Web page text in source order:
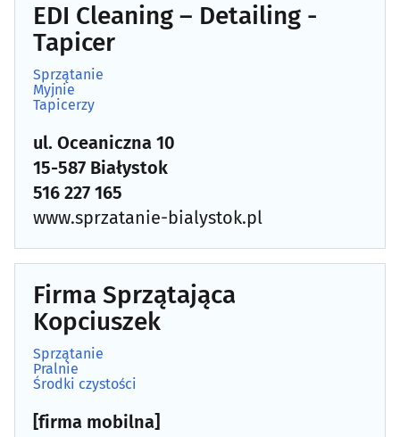
Malowanie proszkowe
Maszynopisanie, usługi sekretarskie
Mięso, wędliny, drób - producenci, hurtownie
Mleko i produkty mleczne - producenci, hurtownie
Mrożonki(4)
Ochrona przeciwpożarowa
Ochrona środowiska
Oczyszczalnie - przedsiębiorstwa
EDI Cleaning – Detailing -
Tapicer
Sprzątanie
Myjnie
Tapicerzy
ul. Oceaniczna 10
15-587 Białystok
516 227 165
www.sprzatanie-bialystok.pl
Firma Sprzątająca
Kopciuszek
Sprzątanie
Pralnie
Środki czystości
[firma mobilna]